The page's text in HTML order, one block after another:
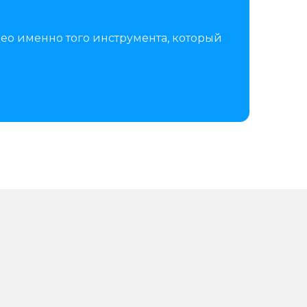
именно того инструмента, который